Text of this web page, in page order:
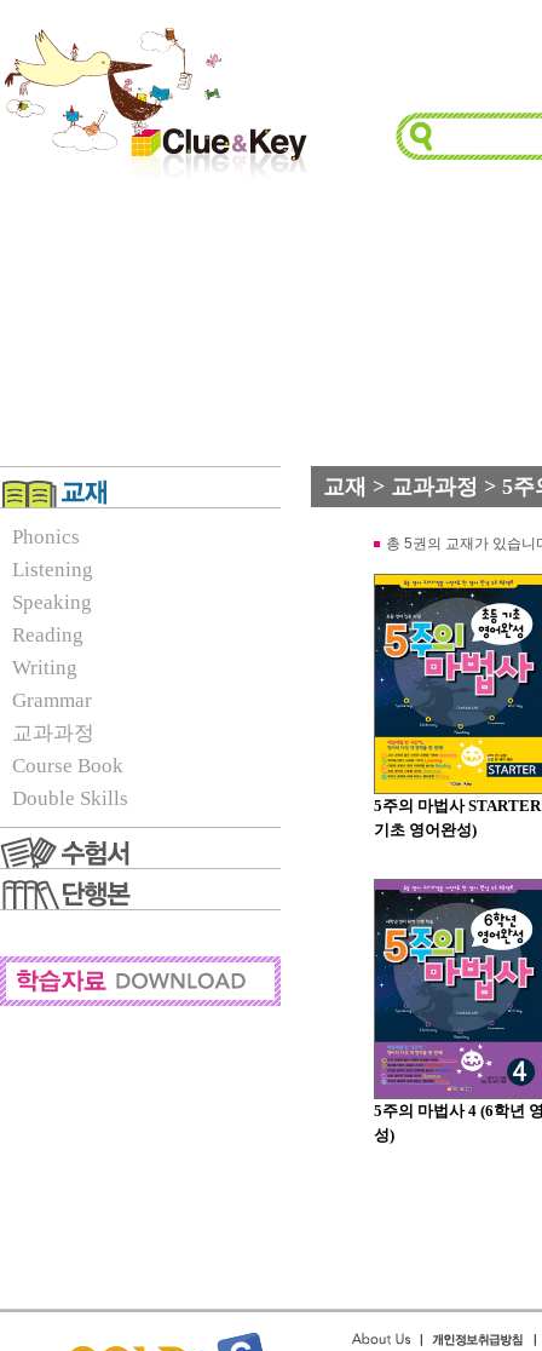
Phonics
Listening
Speaking
Reading
Writing
Grammar
교과과정
Course Book
Double Skills
교재 > 교과과정 > 5주
총 5권의 교재가 있습니
5주의 마법사
기초 영어완성)
5주의 마법사 4 (6학년
성)